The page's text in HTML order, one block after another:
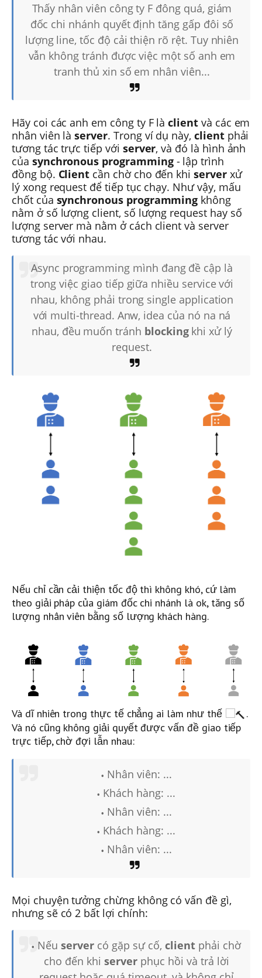
Thấy nhân viên công ty F đông quá, giám
đốc chi nhánh quyết định tăng gấp đôi số
lượng line, tốc độ cải thiện rõ rệt. Tuy nhiên
vẫn không tránh được việc một số anh em
tranh thủ xin số em nhân viên...
Hãy coi các anh em công ty F làclientvà các em
nhân viên làserver. Trong ví dụ này, clientphải
tương tác trực tiếp với server, và đó là hình ảnh
của synchronous programming- lập trình
đồng bộ. Client cần chờ cho đến khiserverxử
lý xong request để tiếp tục chạy. Như vậy, mấu
chốt của synchronous programming không
nằm ở số lượng client, số lượng request hay số
lượng server mà nằm ở cách client và server
tương tác với nhau.
Async programming mình đang đề cập là
trong việc giao tiếp giữa nhiều service với
nhau, không phải trong single application
với multi-thread. Anw, idea của nó na ná
nhau, đều muốn tránh blockingkhi xử lý
request.
Nếu chỉ cần cải thiện tốc độ thì không khó, cứ làm
theo giải pháp của giám đốc chi nhánh là ok, tăng số
lượng nhân viên bằng số lượng khách hàng.
Và dĩ nhiên trong thực tế chẳng ai làm như thế
.
Và nó cũng không giải quyết được vấn đề giao tiếp
trực tiếp, chờ đợi lẫn nhau:
Nhân viên: ...
Khách hàng: ...
Nhân viên: ...
Khách hàng: ...
Nhân viên: ...
Mọi chuyện tưởng chừng không có vấn đề gì,
nhưng sẽ có 2 bất lợi chính:
Nếu server có gặp sự cố, client phải chờ
cho đến khi serverphục hồi và trả lời